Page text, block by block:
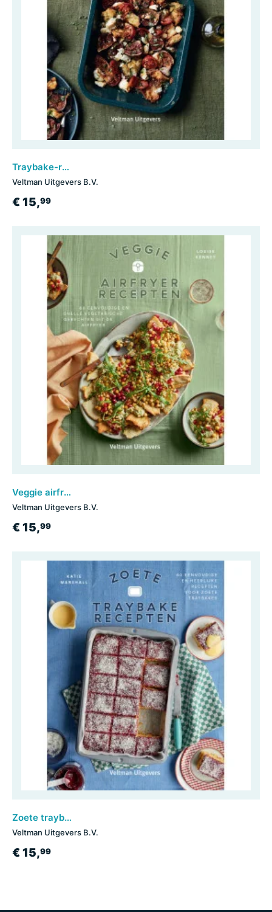
Traybake-recepten
Veltman Uitgevers B.V.
€ 15,99
Veggie airfryer recepten
Veltman Uitgevers B.V.
€ 15,99
Zoete traybake recepten
Veltman Uitgevers B.V.
€ 15,99